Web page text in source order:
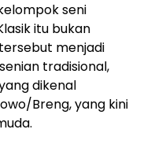
seni
itu bukan
menjadi
tradisional,
dikenal
Breng, yang kini